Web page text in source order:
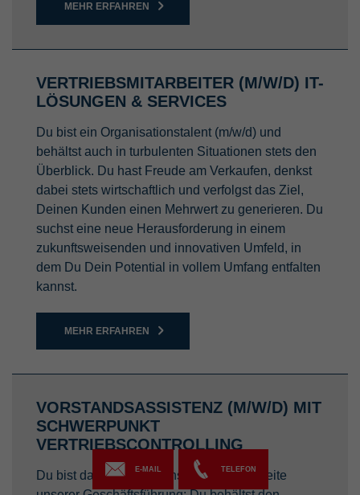
E-MAIL TELEFON
MEHR ERFAHREN
VERTRIEBSMITARBEITER (M/W/D) IT-
LÖSUNGEN & SERVICES
Du bist ein Organisationstalent (m/w/d) und
behältst auch in turbulenten Situationen stets den
Überblick. Du hast Freude am Verkaufen, denkst
dabei stets wirtschaftlich und verfolgst das Ziel,
Deinen Kunden einen Mehrwert zu generieren. Du
suchst eine neue Herausforderung in einem
zukunftsweisenden und innovativen Umfeld, in
dem Du Dein Potential in vollem Umfang entfalten
kannst.
MEHR ERFAHREN
VORSTANDSASSISTENZ (M/W/D) MIT
SCHWERPUNKT
VERTRIEBSCONTROLLING
Du bist das Organisationstalent an der Seite